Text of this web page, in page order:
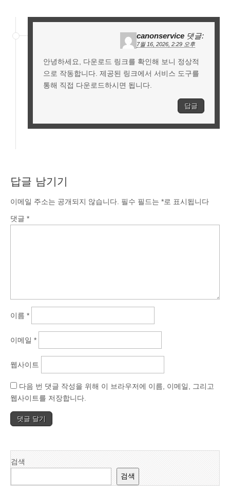
canonservice 댓글:
7월 16, 2026, 2:29 오후
안녕하세요, 다운로드 링크를 확인해 보니 정상적
으로 작동합니다. 제공된 링크에서 서비스 도구를
통해 직접 다운로드하시면 됩니다.
답글
답글 남기기
이메일 주소는 공개되지 않습니다. 필수 필드는 *로 표시됩니다
댓글 *
이름 *
이메일 *
웹사이트
다음 번 댓글 작성을 위해 이 브라우저에 이름, 이메일, 그리고
웹사이트를 저장합니다.
검색
검색